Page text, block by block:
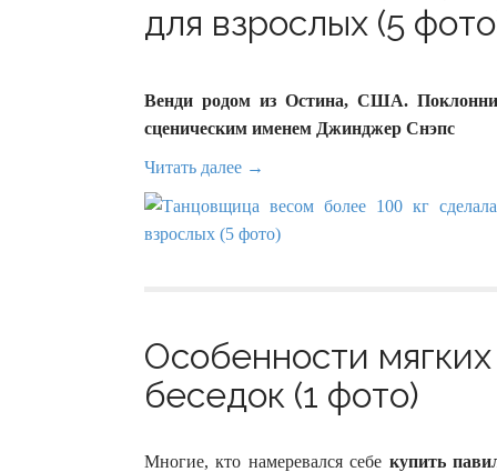
для взрослых (5
Венди родом из Остина, США.
сценическим именем Джинджер Снэпс
Читать далее →
Особенности
беседок (1 фото)
Многие, кто намеревался себе купить